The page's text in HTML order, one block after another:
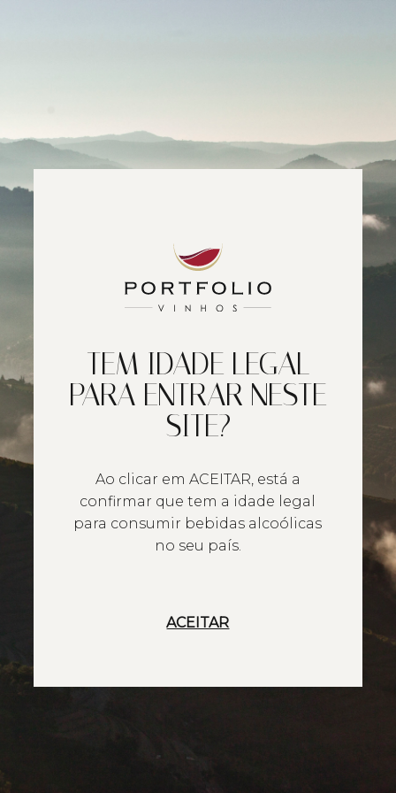
TEM IDADE LEGAL
PARA ENTRAR NESTE
SITE?
Ao clicar em ACEITAR, está a
confirmar que tem a idade legal
para consumir bebidas alcoólicas
no seu país.
ACEITAR